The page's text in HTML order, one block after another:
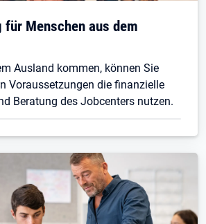
für Menschen aus dem
Ausland kommen, können Sie
Voraussetzungen die finanzielle
Beratung des Jobcenters nutzen.